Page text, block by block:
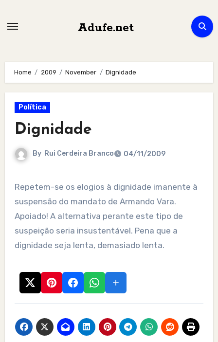
Adufe.net
Home 2009 November Dignidade
Política
Dignidade
By Rui Cerdeira Branco 04/11/2009
Repetem-se os elogios à dignidade imanente à
suspensão do mandato de Armando Vara.
Apoiado! A alternativa perante este tipo de
suspeição seria insustentável. Pena que a
dignidade seja lenta, demasiado lenta.